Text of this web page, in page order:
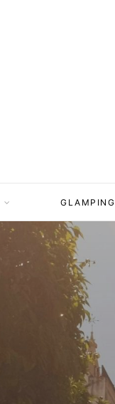
GLAMPING